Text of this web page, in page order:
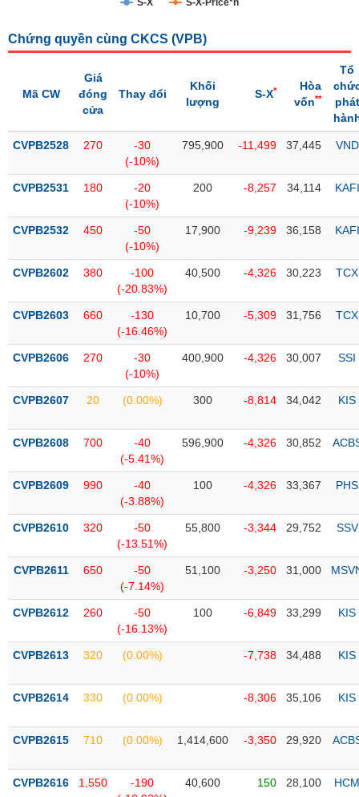
thái
thị
Niêm
Niêm
mới
yết
bổ
Hủy
yết
dõi
biệt
được
ký
Danh
ETF
phiếu
tiết
quan
dịch
S-X S-X-Price*n
Chứng quyền cùng CKCS (VPB)
Mã CW
Giá
đóng
cửa
Thay đổi
Khối
lượng
S-X*
Hòa
vốn**
Tổ
phát
CVPB2528 270
-30
(-10%)
795,900 -11,499 37,445 VND
CVPB2531 180
-20
(-10%)
200 -8,257 34,114 KAFI
CVPB2532 450
-50
(-10%)
17,900 -9,239 36,158 KAFI
CVPB2602 380
-100
(-20.83%)
40,500 -4,326 30,223 TCX
CVPB2603 660
-130
(-16.46%)
10,700 -5,309 31,756 TCX
CVPB2606 270
-30
(-10%)
400,900 -4,326 30,007 SSI
CVPB2607 20 (0.00%) 300 -8,814 34,042 KIS
CVPB2608 700
-40
(-5.41%)
596,900 -4,326 30,852
CVPB2609 990
-40
(-3.88%)
100 -4,326 33,367 PHS
CVPB2610 320
-50
(-13.51%)
55,800 -3,344 29,752 SSV
CVPB2611 650
-50
(-7.14%)
51,100 -3,250 31,000
CVPB2612 260
-50
(-16.13%)
100 -6,849 33,299 KIS
CVPB2613 320 (0.00%) -7,738 34,488 KIS
CVPB2614 330 (0.00%) -8,306 35,106 KIS
CVPB2615 710 (0.00%) 1,414,600 -3,350 29,920
CVPB2616 1,550
-190
40,600 150 28,100 HCM
NGÀNH
NGHIỆP
PHIẾU
PHÁI
TRÁI
PHIẾU
CÔNG
CỤ
TƯ
DỮ
LIỆU
MỚI
Ngành
(-)
VS-
SECTOR